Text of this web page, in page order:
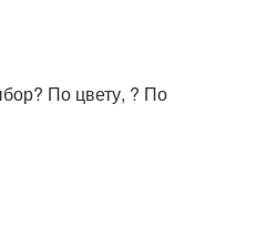
По цвету, ? По